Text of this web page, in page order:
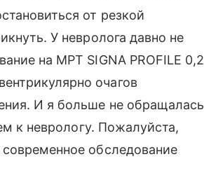
от резкой
У невролога давно не
на МРТ SIGNA PROFILE 0,2
очагов
И я больше не обращалась
к неврологу. Пожалуйста,
обследование